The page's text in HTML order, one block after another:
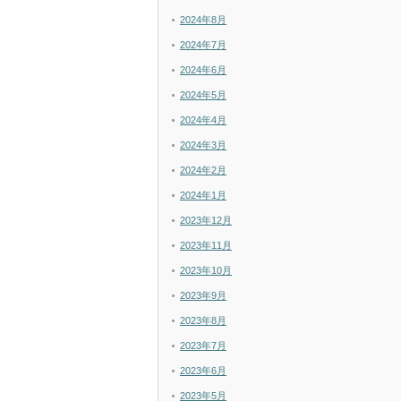
2024年8月
2024年7月
2024年6月
2024年5月
2024年4月
2024年3月
2024年2月
2024年1月
2023年12月
2023年11月
2023年10月
2023年9月
2023年8月
2023年7月
2023年6月
2023年5月